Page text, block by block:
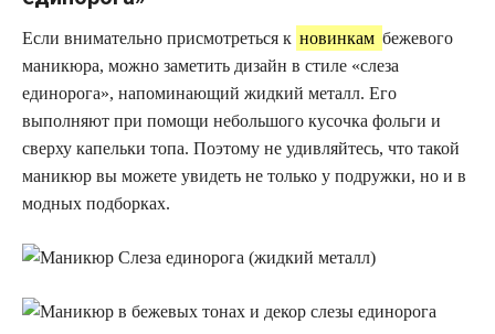
Если внимательно присмотреться к новинкам бежевого
маникюра, можно заметить дизайн в стиле «слеза
единорога», напоминающий жидкий металл. Его
выполняют при помощи небольшого кусочка фольги и
сверху капельки топа. Поэтому не удивляйтесь, что такой
маникюр вы можете увидеть не только у подружки, но и в
модных подборках.